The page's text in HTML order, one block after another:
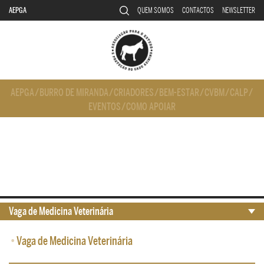
AEPGA QUEM SOMOS CONTACTOS NEWSLETTER
AEPGA/ BURRO DE MIRANDA/CRIADORES/ BEM-ESTAR/CVBM/CALP/
EVENTOS/COMO APOIAR
•Vaga de Medicina Veterinária
Vaga de Medicina Veterinária